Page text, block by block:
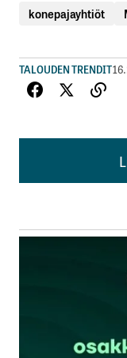
konepajayhtiöt
TALOUDEN TRENDIT